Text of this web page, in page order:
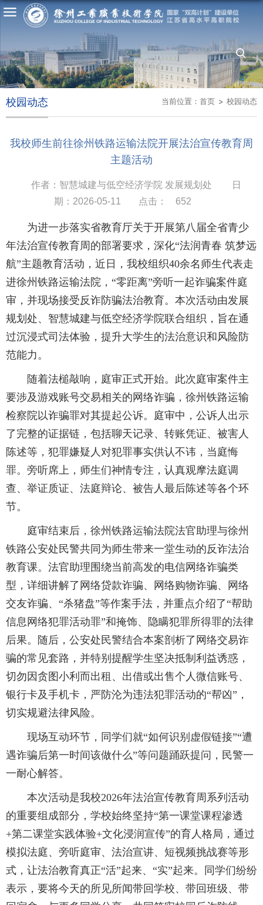
当前位置： 首页 校园动态
校园动态
我校师生前往徐州铁路运输法院开展法治宣传教育周
主题活动
作者：智慧城建与低空经济学院 发展规划处
日
期：2026-05-11
点击： 652
为进一步落实省教育厅关于开展第八届全省青少
年法治宣传教育周的部署要求，深化“法润青春 筑梦远
航”主题教育活动，近日，我校组织40余名师生代表走
进徐州铁路运输法院，“零距离”旁听一起诈骗案件庭
审，并现场接受反诈防骗法治教育。本次活动由发展
规划处、智慧城建与低空经济学院联合组织，旨在通
过沉浸式司法体验，提升大学生的法治意识和风险防
范能力。
随着法槌敲响，庭审正式开始。此次庭审案件主
要涉及游戏账号交易相关的网络诈骗，徐州铁路运输
检察院以诈骗罪对其提起公诉。庭审中，公诉人出示
了完整的证据链，包括聊天记录、转账凭证、被害人
陈述等，犯罪嫌疑人对犯罪事实供认不讳，当庭悔
罪。旁听席上，师生们神情专注，认真观摩法庭调
查、举证质证、法庭辩论、被告人最后陈述等各个环
节。
庭审结束后，徐州铁路运输法院法官助理与徐州
铁路公安处民警共同为师生带来一堂生动的反诈法治
教育课。法官助理围绕当前高发的电信网络诈骗类
型，详细讲解了网络贷款诈骗、网络购物诈骗、网络
交友诈骗、“杀猪盘”等作案手法，并重点介绍了“帮助
信息网络犯罪活动罪”和掩饰、隐瞒犯罪所得罪的法律
后果。随后，公安处民警结合本案剖析了网络交易诈
骗的常见套路，并特别提醒学生坚决抵制利益诱惑，
切勿因贪图小利而出租、出借或出售个人微信账号、
银行卡及手机卡，严防沦为违法犯罪活动的“帮凶”，
切实规避法律风险。
现场互动环节，同学们就“如何识别虚假链接”“遭
遇诈骗后第一时间该做什么”等问题踊跃提问，民警一
一耐心解答。
本次活动是我校2026年法治宣传教育周系列活动
的重要组成部分，学校始终坚持“第一课堂课程渗透
+第二课堂实践体验+文化浸润宣传”的育人格局，通过
模拟法庭、旁听庭审、法治宣讲、短视频挑战赛等形
式，让法治教育真正“活”起来、“实”起来。同学们纷纷
表示，要将今天的所见所闻带回学校、带回班级、带